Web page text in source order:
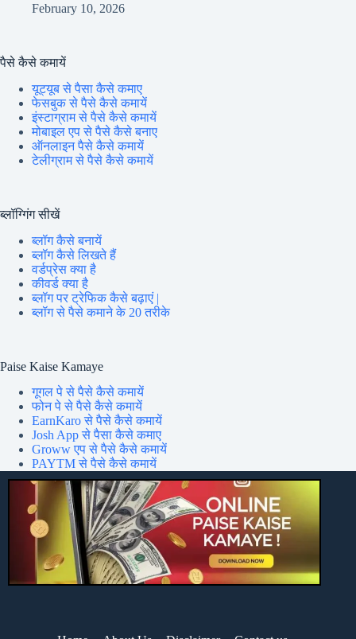
February 10, 2026
पैसे कैसे कमायें
यूट्यूब से पैसा कैसे कमाए
फेसबुक से पैसे कैसे कमायें
इंस्टाग्राम से पैसे कैसे कमायें
मोबाइल एप से पैसे कैसे बनाए
ऑनलाइन पैसे कैसे कमायें
टेलीग्राम से पैसे कैसे कमायें
ब्लॉग्गिंग सीखें
ब्लॉग कैसे बनायें
ब्लॉग कैसे लिखते हैं
वर्डप्रेस क्या है
कीवर्ड क्या है
ब्लॉग पर ट्रेफिक कैसे बढ़ाएं |
ब्लॉग से पैसे कमाने के 20 तरीके
Paise Kaise Kamaye
गूगल पे से पैसे कैसे कमायें
फोन पे से पैसे कैसे कमायें
EarnKaro से पैसे कैसे कमायें
Josh App से पैसा कैसे कमाए
Groww एप से पैसे कैसे कमायें
PAYTM से पैसे कैसे कमायें